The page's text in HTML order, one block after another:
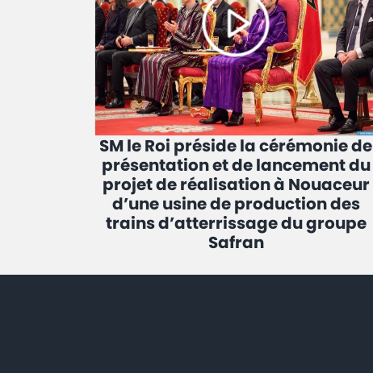
SM le Roi préside la cérémonie de
présentation et de lancement du
projet de réalisation à Nouaceur
d’une usine de production des
trains d’atterrissage du groupe
Safran